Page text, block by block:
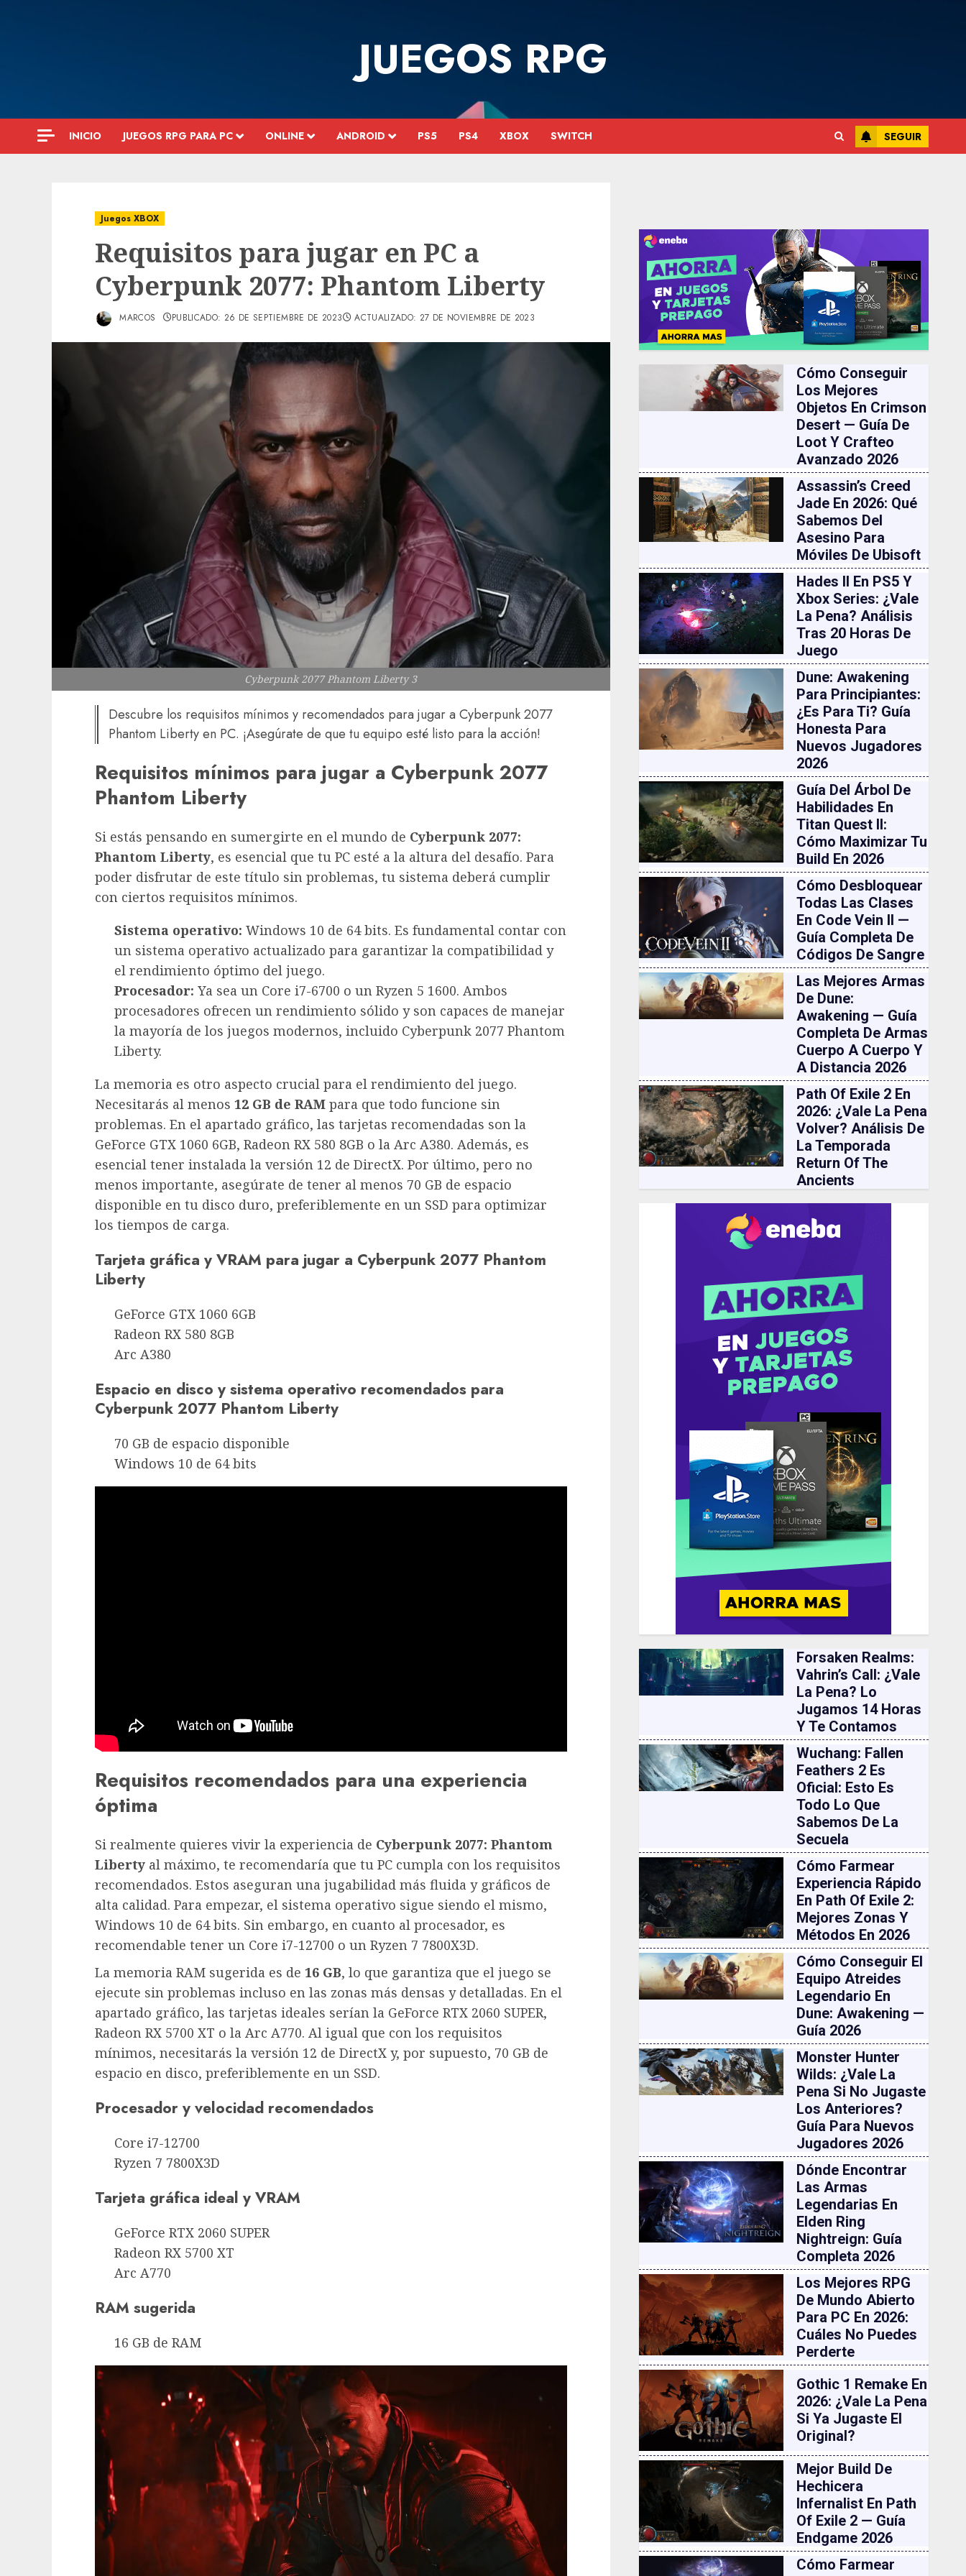
JUEGOS RPG
INICIO JUEGOS RPG PARA PC ONLINE ANDROID PS5 PS4 XBOX SWITCH SEGUIR
Juegos XBOX
Requisitos para jugar en PC a
Cyberpunk 2077: Phantom Liberty
MARCOS PUBLICADO: 26 DE SEPTIEMBRE DE 2023 ACTUALIZADO: 27 DE NOVIEMBRE DE 2023
Cyberpunk 2077 Phantom Liberty 3
Descubre los requisitos mínimos y recomendados para jugar a Cyberpunk 2077
Phantom Liberty en PC. ¡Asegúrate de que tu equipo esté listo para la acción!
Requisitos mínimos para jugar a Cyberpunk 2077
Phantom Liberty
Si estás pensando en sumergirte en el mundo de Cyberpunk 2077:
Phantom Liberty, es esencial que tu PC esté a la altura del desafío. Para
poder disfrutar de este título sin problemas, tu sistema deberá cumplir
con ciertos requisitos mínimos.
Sistema operativo: Windows 10 de 64 bits. Es fundamental contar con
un sistema operativo actualizado para garantizar la compatibilidad y
el rendimiento óptimo del juego.
Procesador: Ya sea un Core i7-6700 o un Ryzen 5 1600. Ambos
procesadores ofrecen un rendimiento sólido y son capaces de manejar
la mayoría de los juegos modernos, incluido Cyberpunk 2077 Phantom
Liberty.
La memoria es otro aspecto crucial para el rendimiento del juego.
Necesitarás al menos 12 GB de RAM para que todo funcione sin
problemas. En el apartado gráfico, las tarjetas recomendadas son la
GeForce GTX 1060 6GB, Radeon RX 580 8GB o la Arc A380. Además, es
esencial tener instalada la versión 12 de DirectX. Por último, pero no
menos importante, asegúrate de tener al menos 70 GB de espacio
disponible en tu disco duro, preferiblemente en un SSD para optimizar
los tiempos de carga.
Tarjeta gráfica y VRAM para jugar a Cyberpunk 2077 Phantom
Liberty
GeForce GTX 1060 6GB
Radeon RX 580 8GB
Arc A380
Espacio en disco y sistema operativo recomendados para
Cyberpunk 2077 Phantom Liberty
70 GB de espacio disponible
Windows 10 de 64 bits
Requisitos recomendados para una experiencia
óptima
Si realmente quieres vivir la experiencia de Cyberpunk 2077: Phantom
Liberty al máximo, te recomendaría que tu PC cumpla con los requisitos
recomendados. Estos aseguran una jugabilidad más fluida y gráficos de
alta calidad. Para empezar, el sistema operativo sigue siendo el mismo,
Windows 10 de 64 bits. Sin embargo, en cuanto al procesador, es
recomendable tener un Core i7-12700 o un Ryzen 7 7800X3D.
La memoria RAM sugerida es de 16 GB, lo que garantiza que el juego se
ejecute sin problemas incluso en las zonas más densas y detalladas. En el
apartado gráfico, las tarjetas ideales serían la GeForce RTX 2060 SUPER,
Radeon RX 5700 XT o la Arc A770. Al igual que con los requisitos
mínimos, necesitarás la versión 12 de DirectX y, por supuesto, 70 GB de
espacio en disco, preferiblemente en un SSD.
Procesador y velocidad recomendados
Core i7-12700
Ryzen 7 7800X3D
Tarjeta gráfica ideal y VRAM
GeForce RTX 2060 SUPER
Radeon RX 5700 XT
Arc A770
RAM sugerida
16 GB de RAM
Cómo Conseguir
Los Mejores
Objetos En Crimson
Desert — Guía De
Loot Y Crafteo
Avanzado 2026
Assassin’s Creed
Jade En 2026: Qué
Sabemos Del
Asesino Para
Móviles De Ubisoft
Hades II En PS5 Y
Xbox Series: ¿vale
La Pena? Análisis
Tras 20 Horas De
Juego
Dune: Awakening
Para Principiantes:
¿es Para Ti? Guía
Honesta Para
Nuevos Jugadores
2026
Guía Del Árbol De
Habilidades En
Titan Quest II:
Cómo Maximizar Tu
Build En 2026
Cómo Desbloquear
Todas Las Clases
En Code Vein II —
Guía Completa De
Códigos De Sangre
Las Mejores Armas
De Dune:
Awakening — Guía
Completa De Armas
Cuerpo A Cuerpo Y
A Distancia 2026
Path Of Exile 2 En
2026: ¿vale La Pena
Volver? Análisis De
La Temporada
Return Of The
Ancients
Forsaken Realms:
Vahrin’s Call: ¿vale
La Pena? Lo
Jugamos 14 Horas
Y Te Contamos
Wuchang: Fallen
Feathers 2 Es
Oficial: Esto Es
Todo Lo Que
Sabemos De La
Secuela
Cómo Farmear
Experiencia Rápido
En Path Of Exile 2:
Mejores Zonas Y
Métodos En 2026
Cómo Conseguir El
Equipo Atreides
Legendario En
Dune: Awakening —
Guía 2026
Monster Hunter
Wilds: ¿vale La
Pena Si No Jugaste
Los Anteriores?
Guía Para Nuevos
Jugadores 2026
Dónde Encontrar
Las Armas
Legendarias En
Elden Ring
Nightreign: Guía
Completa 2026
Los Mejores RPG
De Mundo Abierto
Para PC En 2026:
Cuáles No Puedes
Perderte
Gothic 1 Remake En
2026: ¿vale La Pena
Si Ya Jugaste El
Original?
Mejor Build De
Hechicera
Infernalist En Path
Of Exile 2 — Guía
Endgame 2026
Cómo Farmear